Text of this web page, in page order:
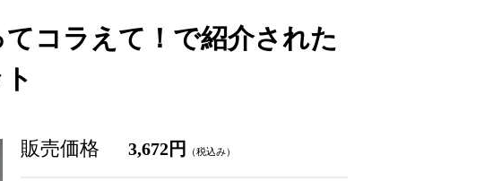
てコラえて！で紹介された
販売価格 3,672円 （税込み）